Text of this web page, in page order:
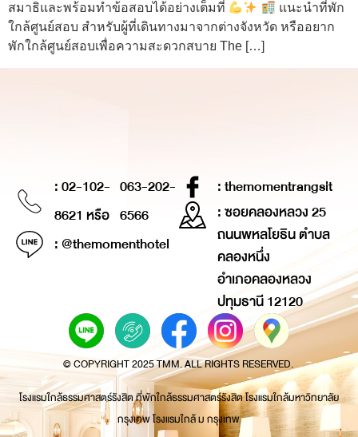
สมาธิและพร้อมทำข้อสอบได้อย่างเต็มที่
แนะนำที่พัก
ใกล้ศูนย์สอบ สำหรับผู้ที่เดินทางมาจากต่างจังหวัด หรืออยาก
พักใกล้ศูนย์สอบเพื่อความสะดวกสบาย The […]
: 02-102-
8621 หรือ
063-202-
6566
: @themomenthotel
: themomentrangsit
: ซอยคลองหลวง 25
ถนนพหลโยธิน ตำบล
คลองหนึ่ง
อำเภอคลองหลวง
ปทุมธานี 12120
© COPYRIGHT 2025 TMM. ALL RIGHTS RESERVED.
โรงแรมใกล้ธรรมศาสตร์รังสิต ที่พักใกล้ธรรมศาสตร์รังสิต โรงแรมใกล้มหาวิทยาลัย
กรุงเทพ โรงแรมใกล้ ม กรุงเทพ